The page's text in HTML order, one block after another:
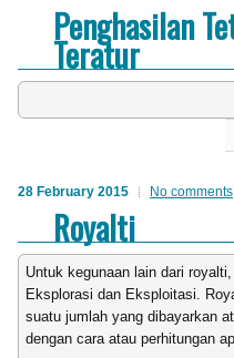
Penghasilan
Teratur
28 February 2015 No comments
Royalti
Untuk kegunaan lain dari
Eksplorasi dan Eksploitasi.
suatu jumlah yang dibayarkan
dengan cara atau perhitungan